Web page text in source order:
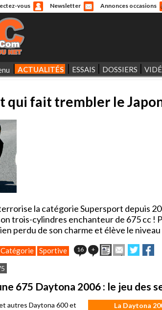
vous Newsletter Annonces occasions
ACTUALITÉS ESSAIS DOSSIERS
qui fait trembler le
la catégorie Supersport depuis
trois-cylindres enchanteur de 675 cc !
perdu de son charme et élève le niveau
Catégorie Sportive 16 + ImprimerEnvoyer
cet
un
ami
Partager
sur
sur
675 Daytona 2006 : le jeu des
La Daytona
autres Daytona 600 et